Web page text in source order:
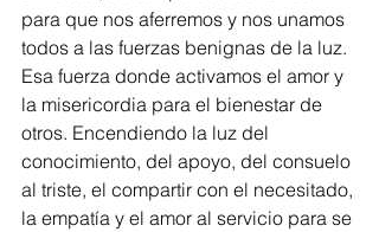
para que nos aferremos y nos unamos
todos a las fuerzas benignas de la luz.
Esa fuerza donde activamos el amor y
la misericordia para el bienestar de
otros. Encendiendo la luz del
conocimiento, del apoyo, del consuelo
al triste, el compartir con el necesitado,
la empatía y el amor al servicio para se